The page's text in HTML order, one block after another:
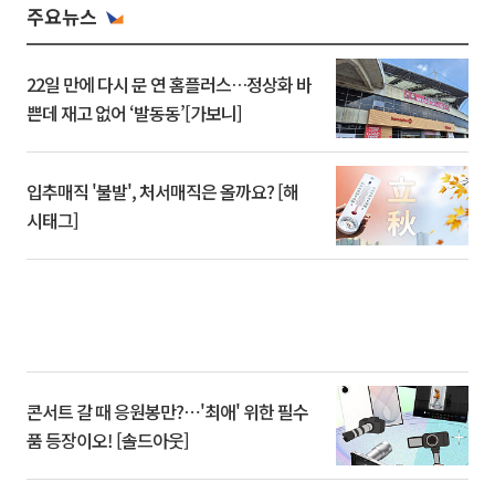
주요뉴스
22일 만에 다시 문 연 홈플러스…정상화 바
쁜데 재고 없어 ‘발동동’[가보니]
입추매직 '불발', 처서매직은 올까요? [해
시태그]
콘서트 갈 때 응원봉만?⋯'최애' 위한 필수
품 등장이오! [솔드아웃]